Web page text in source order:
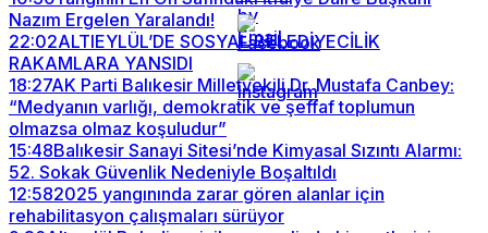
Nazım Ergelen Yaralandı!
22:02ALTIEYLÜL’DE SOSYAL BELEDİYECİLİK
RAKAMLARA YANSIDI
18:27AK Parti Balıkesir Milletvekili Dr. Mustafa Canbey:
“Medyanın varlığı, demokratik ve şeffaf toplumun
olmazsa olmaz koşuludur”
15:48Balıkesir Sanayi Sitesi’nde Kimyasal Sızıntı Alarmı:
52. Sokak Güvenlik Nedeniyle Boşaltıldı
12:582025 yangınında zarar gören alanlar için
rehabilitasyon çalışmaları sürüyor